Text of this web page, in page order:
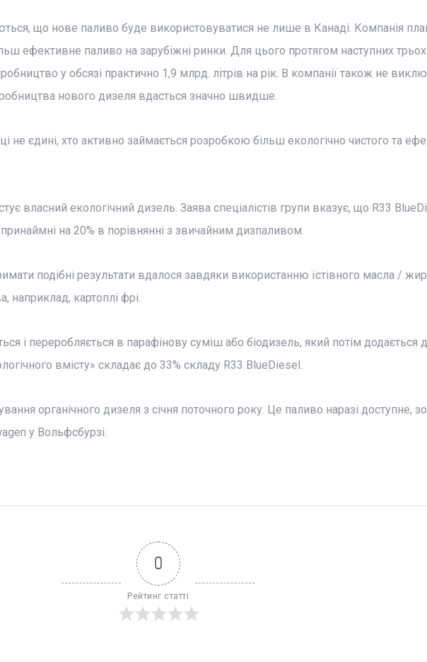
що нове паливо буде використовуватися не лише в Канаді. Компанія
ефективне паливо на зарубіжні ринки. Для цього протягом наступних трьох
у обсязі практично 1,9 млрд. літрів на рік. В компанії також не
нового дизеля вдасться значно швидше.
не єдині, хто активно займається розробкою більш екологічно чистого та
власний екологічний дизель. Заява спеціалістів групи вказує, що R33
на 20% в порівнянні з звичайним дизпаливом.
подібні результати вдалося завдяки використанню їстівного масла /
наприклад, картоплі фрі.
і переробляється в парафінову суміш або біодизель, який потім додається
вмісту» складає до 33% складу R33 BlueDiesel.
органічного дизеля з січня поточного року. Це паливо наразі доступне,
у Вольфсбурзі.
0
Рейтинг статті